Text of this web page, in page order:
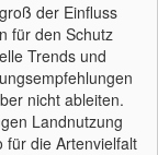
der Einfluss
für den Schutz
Trends und
nicht ableiten.
Landnutzung
für die Artenvielfalt